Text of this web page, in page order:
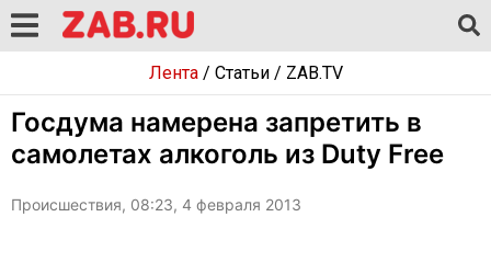
Лента/ Статьи/ ZAB.TV
Госдума намерена запретить в
самолетах алкоголь из Duty Free
Происшествия, 08:23, 4 февраля 2013